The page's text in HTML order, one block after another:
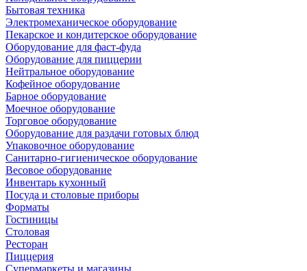
Бытовая техника
Электромеханическое оборудование
Пекарское и кондитерское оборудование
Оборудование для фаст-фуда
Оборудование для пиццерии
Нейтральное оборудование
Кофейное оборудование
Барное оборудование
Моечное оборудование
Торговое оборудование
Оборудование для раздачи готовых блюд
Упаковочное оборудование
Санитарно-гигиеническое оборудование
Весовое оборудование
Инвентарь кухонный
Посуда и столовые приборы
Форматы
Гостиницы
Столовая
Ресторан
Пиццерия
Супермаркеты и магазины